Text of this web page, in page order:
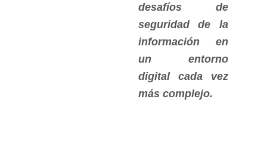
desafíos de
seguridad de la
información en
un entorno
digital cada vez
más complejo.